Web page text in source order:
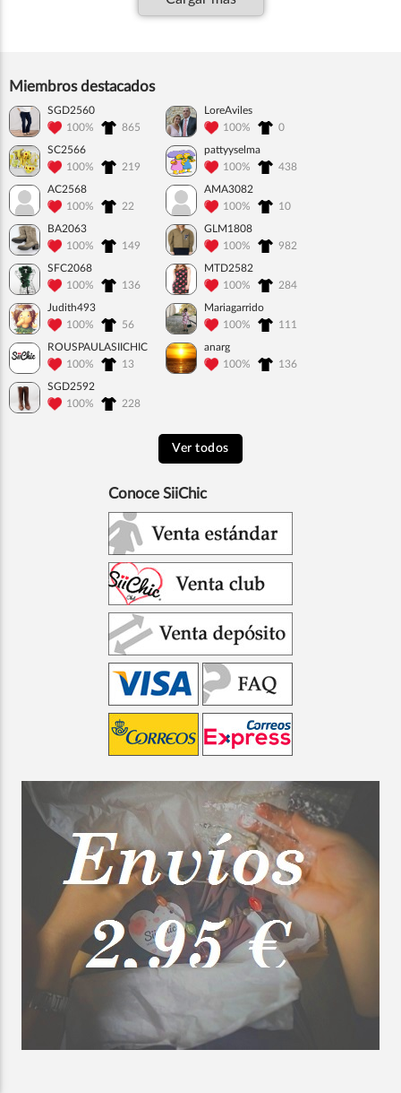
Miembros destacados
SGD2560
100%
865
LoreAviles
100%
0
SC2566
100%
219
pattyyselma
100%
438
AC2568
100%
22
AMA3082
100%
10
BA2063
100%
149
GLM1808
100%
982
SFC2068
100%
136
MTD2582
100%
284
Judith493
100%
56
Mariagarrido
100%
111
ROUSPAULASIICHIC
100%
13
anarg
100%
136
SGD2592
100%
228
Ver todos
Conoce SiiChic